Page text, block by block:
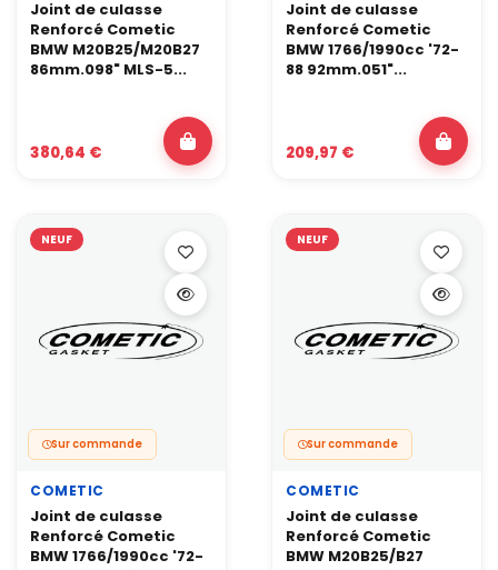
Joint de culasse
Renforcé Cometic
BMW M20B25/M20B27
86mm.098" MLS-5...
380,64 €
Joint de culasse
Renforcé Cometic
BMW 1766/1990cc '72-
88 92mm.051"...
209,97 €
NEUF
Sur commande
COMETIC
Joint de culasse
Renforcé Cometic
BMW 1766/1990cc '72-
NEUF
Sur commande
COMETIC
Joint de culasse
Renforcé Cometic
BMW M20B25/B27